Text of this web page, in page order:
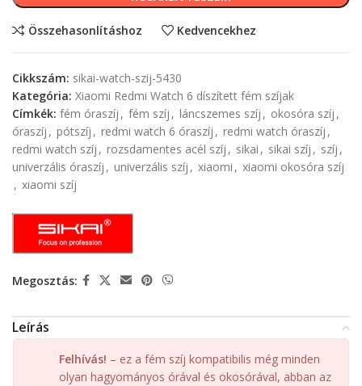
Összehasonlításhoz Kedvencekhez
Cikkszám: sikai-watch-szij-5430
Kategória: Xiaomi Redmi Watch 6 díszített fém szíjak
Címkék: fém óraszíj , fém szíj , láncszemes szíj , okosóra szíj ,
óraszíj , pótszíj , redmi watch 6 óraszíj , redmi watch óraszíj ,
redmi watch szíj , rozsdamentes acél szíj , sikai , sikai szíj , szíj ,
univerzális óraszíj , univerzális szíj , xiaomi , xiaomi okosóra szíj
, xiaomi szíj
Megosztás:
Leírás
Felhívás! – ez a fém szíj kompatibilis még minden
olyan hagyományos órával és okosórával, abban az